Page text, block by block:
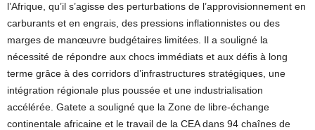
l’Afrique, qu’il s’agisse des perturbations de l’approvisionnement en
carburants et en engrais, des pressions inflationnistes ou des
marges de manœuvre budgétaires limitées. Il a souligné la
nécessité de répondre aux chocs immédiats et aux défis à long
terme grâce à des corridors d’infrastructures stratégiques, une
intégration régionale plus poussée et une industrialisation
accélérée. Gatete a souligné que la Zone de libre-échange
continentale africaine et le travail de la CEA dans 94 chaînes de